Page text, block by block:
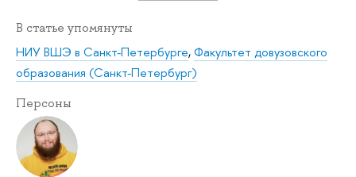
В статье упомянуты
НИУ ВШЭ в Санкт-Петербурге,Факультет довузовского
образования (Санкт-Петербург)
Персоны